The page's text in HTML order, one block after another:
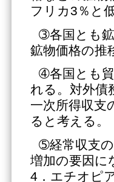
フリカ3％と
➂各国とも
鉱物価格の推
➃各国とも
れる。対外債
一次所得収支
ると考える。
➄経常収支
増加の要因に
4．エチオピ